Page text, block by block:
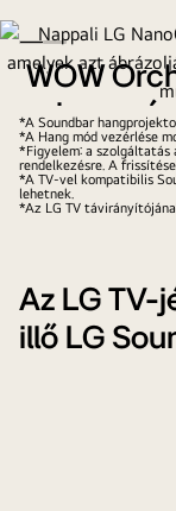
respecto
otros
dispositivos
inteligentes.
WOW
Az LG NanoCell
harmonikus
*A Soundbar
*A Hang mód vezérlése
*Figyelem: a
rendelkezésre. A
*A TV-vel kompatibilis
lehetnek.
*Az LG TV
Az LG TV-
illő LG